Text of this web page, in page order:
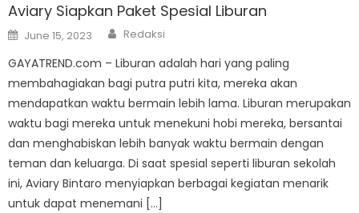
Aviary Siapkan Paket Spesial Liburan
Posted
on
June 15, 2023 Author
Redaksi
GAYATREND.com – Liburan adalah hari yang paling
membahagiakan bagi putra putri kita, mereka akan
mendapatkan waktu bermain lebih lama. Liburan merupakan
waktu bagi mereka untuk menekuni hobi mereka, bersantai
dan menghabiskan lebih banyak waktu bermain dengan
teman dan keluarga. Di saat spesial seperti liburan sekolah
ini, Aviary Bintaro menyiapkan berbagai kegiatan menarik
untuk dapat menemani […]